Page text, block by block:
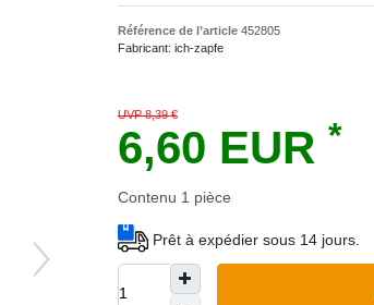
Référence de l’article 452805
Fabricant: ich-zapfe
UVP 8,39 €
6,60 EUR *
Contenu 1 pièce
Prêt à expédier sous 14 jours.